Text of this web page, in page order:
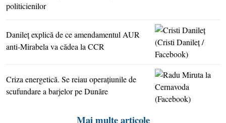
politicienilor
Danileţ explică de ce amendamentul AUR
anti-Mirabela va cădea la CCR
Criza energetică. Se reiau operaţiunile de
scufundare a barjelor pe Dunăre
Mai multe articole